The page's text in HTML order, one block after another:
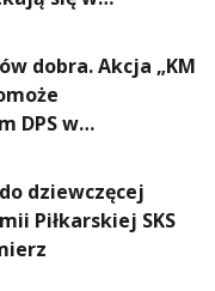
Gdzie Pieprz
dobra. Akcja „KM
DPS w
dziewczęcej
Piłkarskiej SKS